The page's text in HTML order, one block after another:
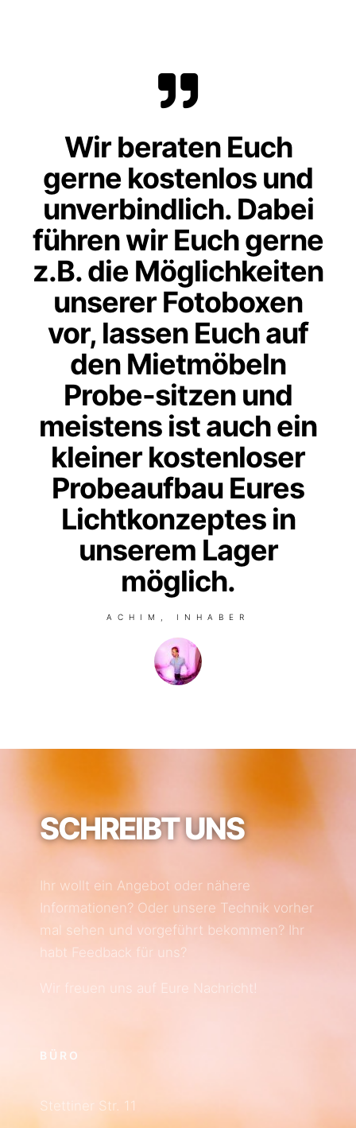
Wir beraten Euch
gerne kostenlos und
unverbindlich. Dabei
führen wir Euch gerne
z.B. die Möglichkeiten
unserer Fotoboxen
vor, lassen Euch auf
den Mietmöbeln
Probe-sitzen und
meistens ist auch ein
kleiner kostenloser
Probeaufbau Eures
Lichtkonzeptes in
unserem Lager
möglich.
ACHIM, INHABER
SCHREIBT UNS
Ihr wollt ein Angebot oder nähere
Informationen? Oder unsere Technik vorher
mal sehen und vorgeführt bekommen? Ihr
habt Feedback für uns?
Wir freuen uns auf Eure Nachricht!
73460 Hüttlingen